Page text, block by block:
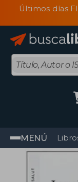
Últimos días
MENÚ